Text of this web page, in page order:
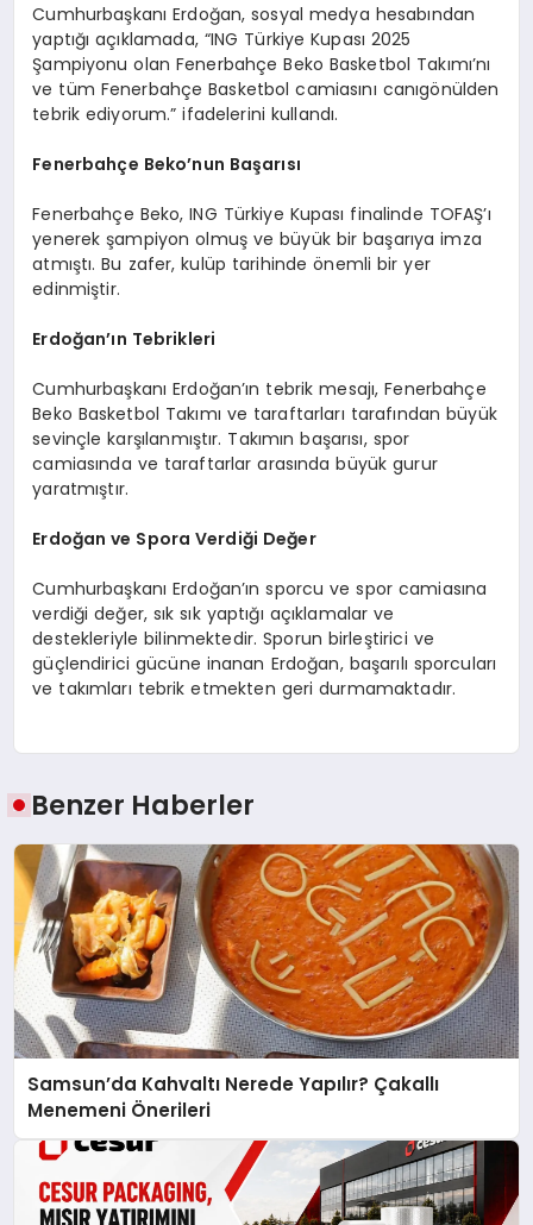
Cumhurbaşkanı Erdoğan, sosyal medya hesabından
yaptığı açıklamada, “ING Türkiye Kupası 2025
Şampiyonu olan Fenerbahçe Beko Basketbol Takımı’nı
ve tüm Fenerbahçe Basketbol camiasını canıgönülden
tebrik ediyorum.” ifadelerini kullandı.
Fenerbahçe Beko’nun Başarısı
Fenerbahçe Beko, ING Türkiye Kupası finalinde TOFAŞ’ı
yenerek şampiyon olmuş ve büyük bir başarıya imza
atmıştı. Bu zafer, kulüp tarihinde önemli bir yer
edinmiştir.
Erdoğan’ın Tebrikleri
Cumhurbaşkanı Erdoğan’ın tebrik mesajı, Fenerbahçe
Beko Basketbol Takımı ve taraftarları tarafından büyük
sevinçle karşılanmıştır. Takımın başarısı, spor
camiasında ve taraftarlar arasında büyük gurur
yaratmıştır.
Erdoğan ve Spora Verdiği Değer
Cumhurbaşkanı Erdoğan’ın sporcu ve spor camiasına
verdiği değer, sık sık yaptığı açıklamalar ve
destekleriyle bilinmektedir. Sporun birleştirici ve
güçlendirici gücüne inanan Erdoğan, başarılı sporcuları
ve takımları tebrik etmekten geri durmamaktadır.
Benzer Haberler
Samsun’da Kahvaltı Nerede Yapılır? Çakallı
Menemeni Önerileri